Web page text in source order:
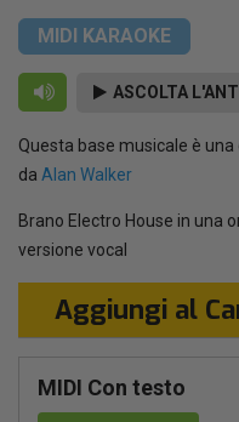
MIDI KARAOKE
ASCOLTA
Questa base musicale è una
da Alan Walker
Brano Electro House in una
versione vocal
Aggiungi al
MIDI Con testo